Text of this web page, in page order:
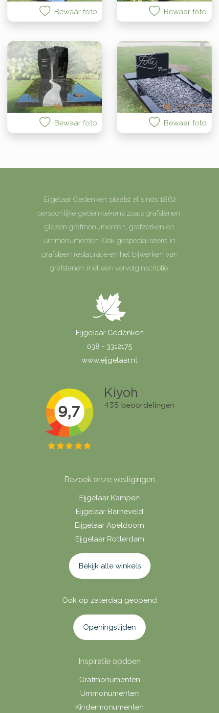
Bewaar foto Bewaar foto
Bewaar foto Bewaar foto
Eijgelaar Gedenken plaatst al sinds 1862
persoonlijke gedenktekens zoals grafstenen,
glazen grafmonumenten, grafzerken en
urnmonumenten. Ook gespecialiseerd in
grafsteen restauratie en het bijwerken van
grafstenen met een vervolginscriptie.
Eijgelaar Gedenken
038 - 3312175
www.eijgelaar.nl
Bezoek onze vestigingen
Eijgelaar Kampen
Eijgelaar Barneveld
Eijgelaar Apeldoorn
Eijgelaar Rotterdam
Bekijk alle winkels
Ook op zaterdag geopend
Openingstijden
Inspiratie opdoen
Grafmonumenten
Urnmonumenten
Kindermonumenten